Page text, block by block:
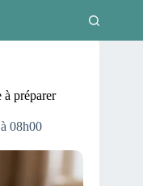
à préparer
08h00